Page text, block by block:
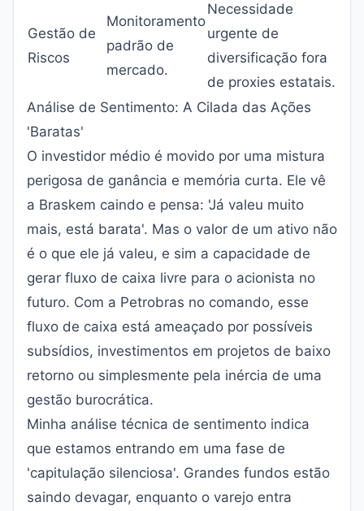
Gestão de
Riscos
Monitoramento
padrão de
mercado.
Necessidade
urgente de
diversificação fora
de proxies estatais.
Análise de Sentimento: A Cilada das Ações
'Baratas'
O investidor médio é movido por uma mistura
perigosa de ganância e memória curta. Ele vê
a Braskem caindo e pensa: 'Já valeu muito
mais, está barata'. Mas o valor de um ativo não
é o que ele já valeu, e sim a capacidade de
gerar fluxo de caixa livre para o acionista no
futuro. Com a Petrobras no comando, esse
fluxo de caixa está ameaçado por possíveis
subsídios, investimentos em projetos de baixo
retorno ou simplesmente pela inércia de uma
gestão burocrática.
Minha análise técnica de sentimento indica
que estamos entrando em uma fase de
'capitulação silenciosa'. Grandes fundos estão
saindo devagar, enquanto o varejo entra